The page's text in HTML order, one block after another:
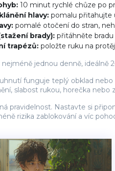
10 minut rychlé chůze po
hlavy: pomalu přitahujte
pomalé otočení do stran,
brady): přitáhněte bradu
trapézů: položte ruku na
jednou denně, ideálně
funguje teplý obklad
slabost rukou, horečka
pravidelnost. Nastavte si
rizika zablokování a víc